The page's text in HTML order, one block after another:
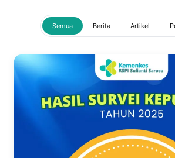
Semua Berita Artikel